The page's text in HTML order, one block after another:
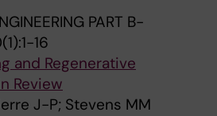
PART B-
16
and Regenerative
Review
J-P; Stevens MM